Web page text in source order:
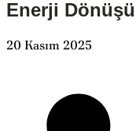
Enerji
20 Kasım 2025